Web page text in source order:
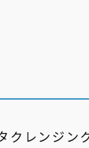
レンジン